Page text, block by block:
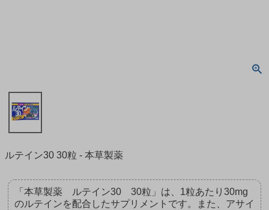
ルテイン30 30粒 - 本草製薬
「本草製薬 ルテイン30 30粒」は、1粒あたり30mg
のルテインを配合したサプリメントです。また、アサイ